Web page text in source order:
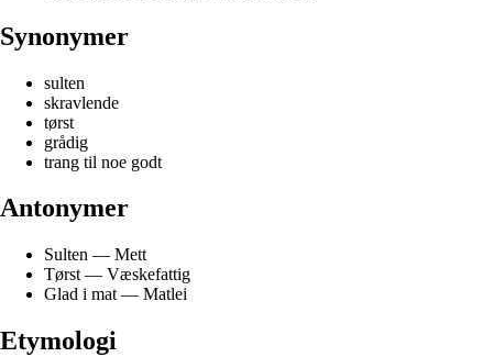
Synonymer
sulten
skravlende
tørst
grådig
trang til noe godt
Antonymer
Sulten — Mett
Tørst — Væskefattig
Glad i mat — Matlei
Etymologi